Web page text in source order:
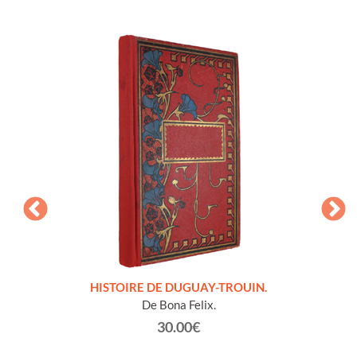
HISTOIRE DE DUGUAY-TROUIN.
De Bona Felix.
30.00€